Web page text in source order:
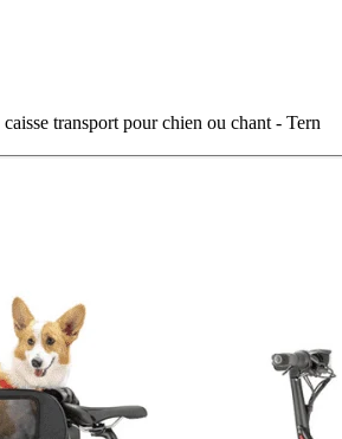
transport pour chien ou chant - Tern